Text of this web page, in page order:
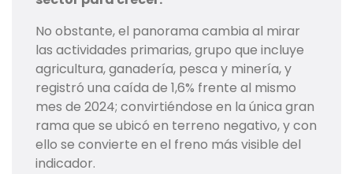
No obstante, el panorama cambia al mirar
las actividades primarias, grupo que incluye
agricultura, ganadería, pesca y minería, y
registró una caída de 1,6% frente al mismo
mes de 2024; convirtiéndose en la única gran
rama que se ubicó en terreno negativo, y con
ello se convierte en el freno más visible del
indicador.